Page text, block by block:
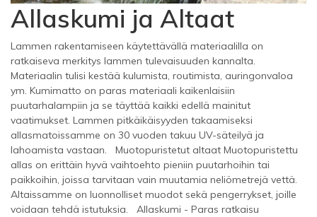
Allaskumi ja Altaat
Lammen rakentamiseen käytettävällä materiaalilla on
ratkaiseva merkitys lammen tulevaisuuden kannalta.
Materiaalin tulisi kestää kulumista, routimista, auringonvaloa
ym. Kumimatto on paras materiaali kaikenlaisiin
puutarhalampiin ja se täyttää kaikki edellä mainitut
vaatimukset. Lammen pitkäikäisyyden takaamiseksi
allasmatoissamme on 30 vuoden takuu UV-säteilyä ja
lahoamista vastaan. Muotopuristetut altaat Muotopuristettu
allas on erittäin hyvä vaihtoehto pieniin puutarhoihin tai
paikkoihin, joissa tarvitaan vain muutamia neliömetrejä vettä.
Altaissamme on luonnolliset muodot sekä pengerrykset, joille
voidaan tehdä istutuksia. Allaskumi - Paras ratkaisu